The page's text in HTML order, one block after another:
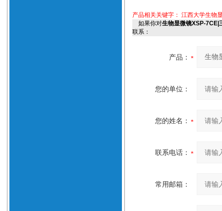
产品相关关键字： 江西大学生物
如果你对生物显微镜XSP-7CE|
联系：
产品：
您的单位：
您的姓名：
联系电话：
常用邮箱：